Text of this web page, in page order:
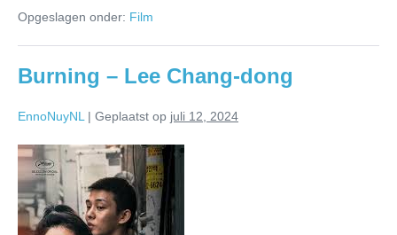
Opgeslagen onder: Film
Burning – Lee Chang-dong
EnnoNuyNL | Geplaatst op juli 12, 2024